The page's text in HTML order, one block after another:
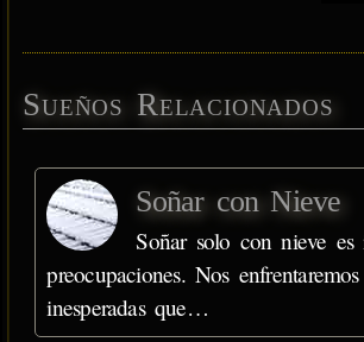
Sueños Relacionados
Soñar con Nieve
Soñar solo con nieve
preocupaciones. Nos
inesperadas que…